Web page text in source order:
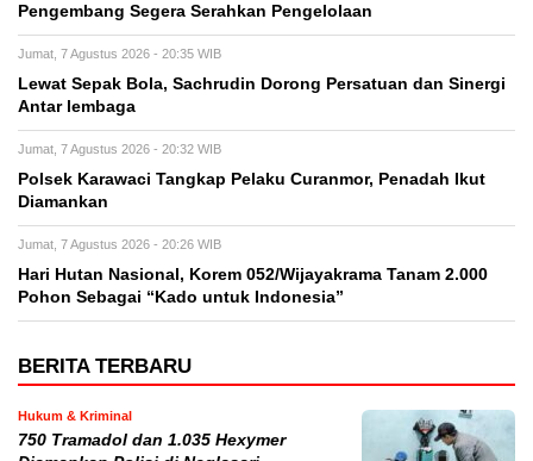
Pengembang Segera Serahkan Pengelolaan
Jumat, 7 Agustus 2026 - 20:35 WIB
Lewat Sepak Bola, Sachrudin Dorong Persatuan dan Sinergi
Antar lembaga
Jumat, 7 Agustus 2026 - 20:32 WIB
Polsek Karawaci Tangkap Pelaku Curanmor, Penadah Ikut
Diamankan
Jumat, 7 Agustus 2026 - 20:26 WIB
Hari Hutan Nasional, Korem 052/Wijayakrama Tanam 2.000
Pohon Sebagai “Kado untuk Indonesia”
BERITA TERBARU
Hukum & Kriminal
750 Tramadol dan 1.035 Hexymer